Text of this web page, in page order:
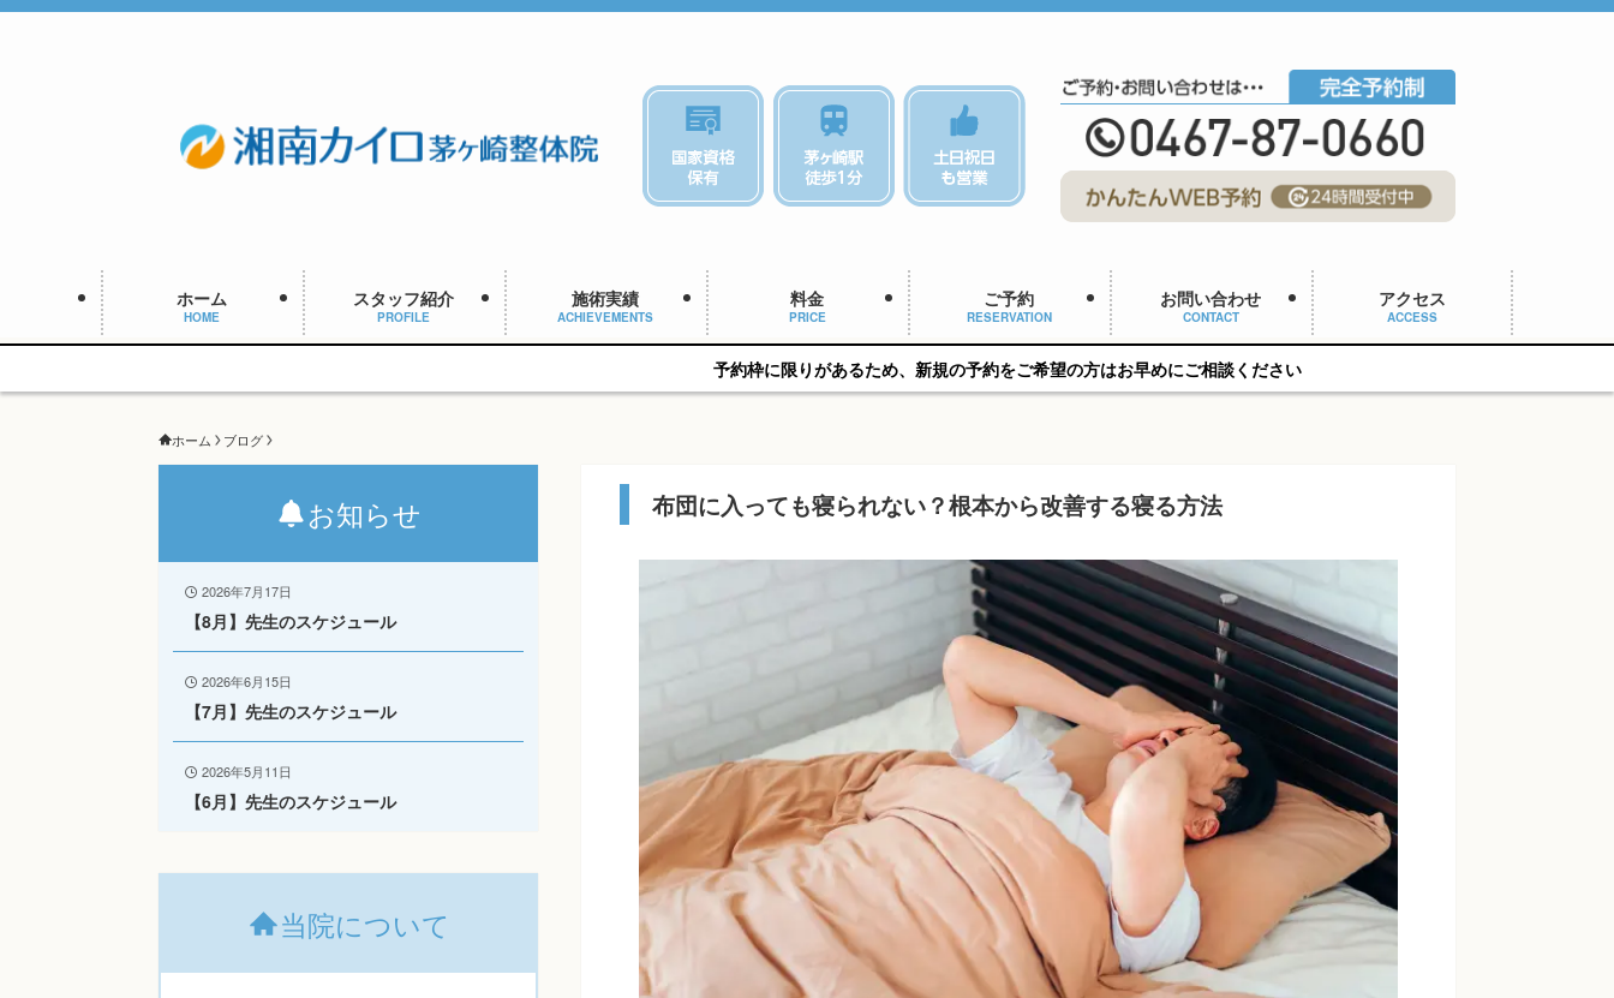
ホーム
HOME
スタッフ紹介
PROFILE
施術実績
ACHIEVEMENTS
料金
PRICE
ご予約
RESERVATION
お問い合わせ
CONTACT
アクセス
ACCESS
予約枠に限りがあるため、新規の予約をご希望の方はお早めにご相談ください
ホーム ブログ
布団に入っても寝られない？根本から改善する寝る方法
お知らせ
2026年7月17日
【8月】先生のスケジュール
2026年6月15日
【7月】先生のスケジュール
2026年5月11日
【6月】先生のスケジュール
当院について